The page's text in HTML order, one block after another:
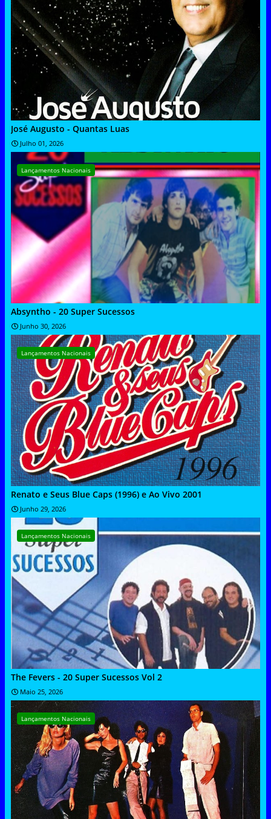
José Augusto - Quantas Luas
Julho 01, 2026
Lançamentos Nacionais
Absyntho - 20 Super Sucessos
Junho 30, 2026
Lançamentos Nacionais
Renato e Seus Blue Caps (1996) e Ao Vivo 2001
Junho 29, 2026
Lançamentos Nacionais
The Fevers - 20 Super Sucessos Vol 2
Maio 25, 2026
Lançamentos Nacionais